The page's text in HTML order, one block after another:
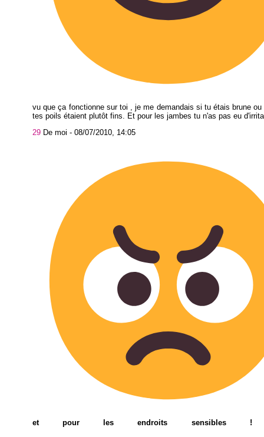
vu que ça fonctionne sur toi , je me demandais si tu étais brune
tes poils étaient plutôt fins. Et pour les jambes tu n'as pas eu
29 De moi - 08/07/2010, 14:05
et pour les endroits